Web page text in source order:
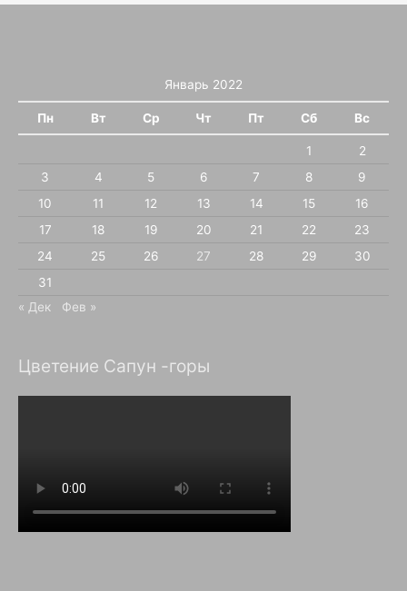
Январь 2022
Пн Вт Ср Чт Пт Сб Вс
1
2
3
4 5 6 7 8
9
10
11 12 13 14 15
16
17
18 19 20 21 22
23
24
25 26 27 28 29
30
31
« Дек
Фев »
Цветение Сапун -горы